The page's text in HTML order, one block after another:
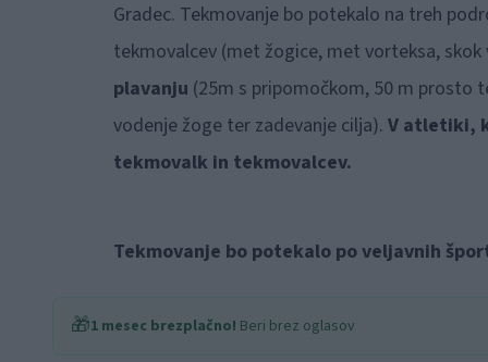
Gradec. Tekmovanje bo potekalo na treh
tekmovalcev (met žogice, met vorteksa,
plavanju (25m s pripomočkom, 50 m prosto
vodenje žoge ter zadevanje cilja). V atletiki,
tekmovalk in tekmovalcev.
Tekmovanje bo potekalo po veljavnih
🎁1 mesec brezplačno! Beri brez oglasov